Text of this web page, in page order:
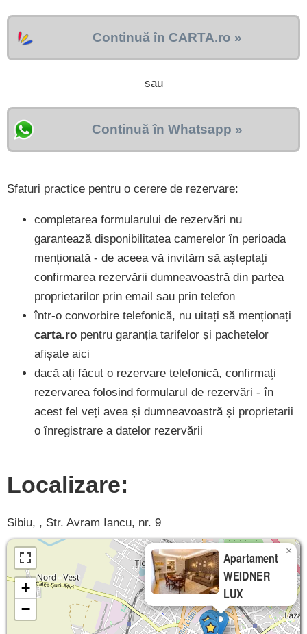
Continuă în CARTA.ro »
sau
Continuă în Whatsapp »
Sfaturi practice pentru o cerere de rezervare:
completarea formularului de rezervări nu
garantează disponibilitatea camerelor în perioada
menționată - de aceea vă invităm să așteptați
confirmarea rezervării dumneavoastră din partea
proprietarilor prin email sau prin telefon
într-o convorbire telefonică, nu uitați să menționați
carta.ro pentru garanția tarifelor și pachetelor
afișate aici
dacă ați făcut o rezervare telefonică, confirmați
rezervarea folosind formularul de rezervări - în
acest fel veți avea și dumneavoastră și proprietarii
o înregistrare a datelor rezervării
Localizare:
Sibiu, , Str. Avram Iancu, nr. 9
Apartament
WEIDNER
LUX
×
+
−